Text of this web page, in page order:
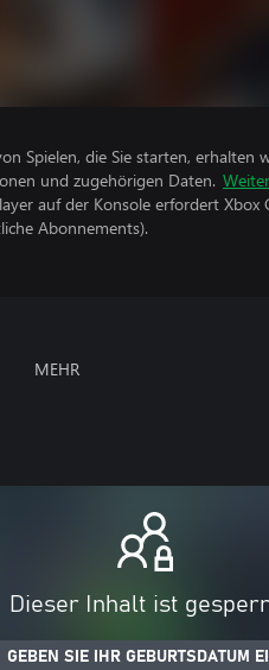
Spielen, die Sie starten, erhalten
und zugehörigen Daten.
auf der Konsole erfordert Xbox
Abonnements).
MEHR
Dieser Inhalt ist
GEBEN SIE IHR GEBURTSDATUM